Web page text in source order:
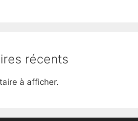
récents
à afficher.